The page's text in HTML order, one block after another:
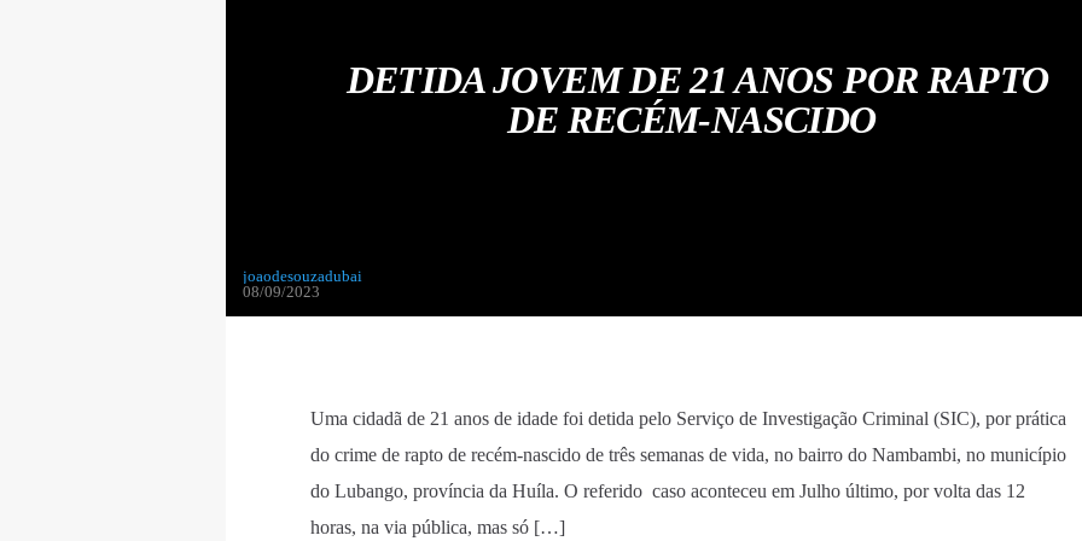
DETIDA JOVEM DE 21 ANOS POR RAPTO
DE RECÉM-NASCIDO
joaodesouzadubai
08/09/2023
Uma cidadã de 21 anos de idade foi detida pelo Serviço de Investigação Criminal (SIC), por prática
do crime de rapto de recém-nascido de três semanas de vida, no bairro do Nambambi, no município
do Lubango, província da Huíla. O referido caso aconteceu em Julho último, por volta das 12
horas, na via pública, mas só […]